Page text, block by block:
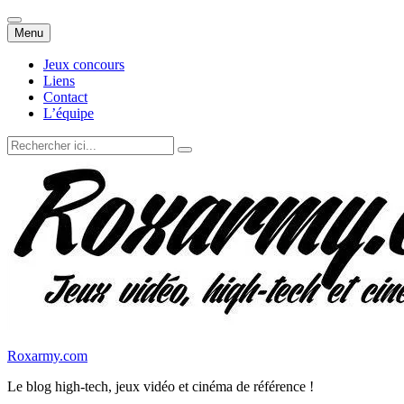
Menu Aller
au
contenu
Jeux concours
Liens
Contact
L’équipe
Recherche
pour
Roxarmy.com
Le blog high-tech, jeux vidéo et cinéma de référence !